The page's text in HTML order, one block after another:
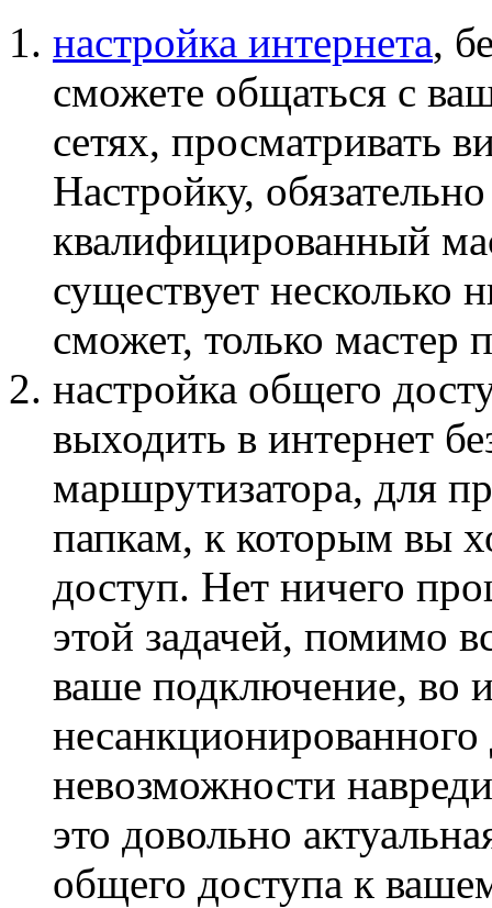
настройка интернета,
сможете общаться с
сетях, просматривать
Настройку,
квалифицированный
существует несколько
сможет, только мастер
настройка общего
выходить в интернет
маршрутизатора, для
папкам, к которым вы
доступ. Нет ничего
этой задачей, помимо
ваше подключение, во
невозможности
это довольно
общего доступа к